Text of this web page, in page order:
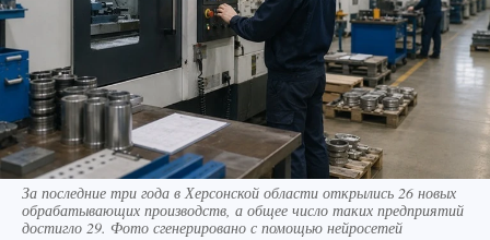
За последние три года в Херсонской области открылись 26 новых
обрабатывающих производств, а общее число таких предприятий
достигло 29. Фото сгенерировано с помощью нейросетей